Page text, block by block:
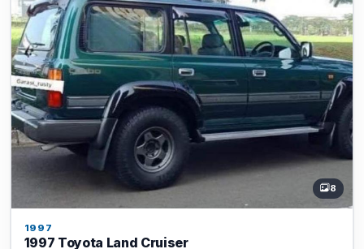
8
1997
1997 Toyota Land Cruiser